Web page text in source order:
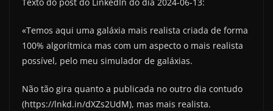
«Temos aqui uma galáxia mais realista criada de forma
100% algorítmica mas com um aspecto o mais realista
possível, pelo meu simulador de galáxias.
Não tão gira quanto a publicada no outro dia contudo
(https://lnkd.in/dXZs2UdM), mas mais realista.